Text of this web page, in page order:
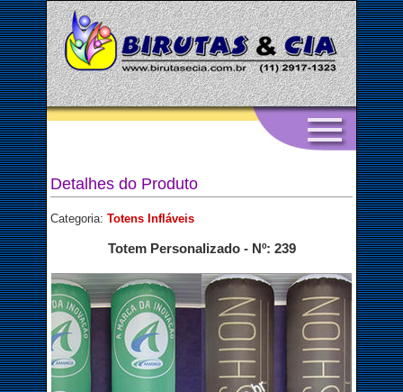
Detalhes do Produto
Categoria: Totens Infláveis
Totem Personalizado - Nº: 239